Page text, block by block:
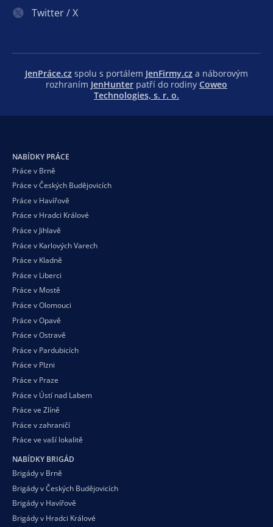
Twitter / X
JenPráce.cz spolu s portálem JenFirmy.cz a náborovým
rozhraním JenHunter patří do rodiny Coweo
Technologies, s. r. o.
NABÍDKY PRÁCE
Práce v Brně
Práce v Českých Budějovicích
Práce v Havířově
Práce v Hradci Králové
Práce v Jihlavě
Práce v Karlových Varech
Práce v Kladně
Práce v Liberci
Práce v Mostě
Práce v Olomouci
Práce v Opavě
Práce v Ostravě
Práce v Pardubicích
Práce v Plzni
Práce v Praze
Práce v Ústí nad Labem
Práce ve Zlíně
Práce v zahraničí
Práce ve vaší lokalitě
NABÍDKY BRIGÁD
Brigády v Brně
Brigády v Českých Budějovicích
Brigády v Havířově
Brigády v Hradci Králové